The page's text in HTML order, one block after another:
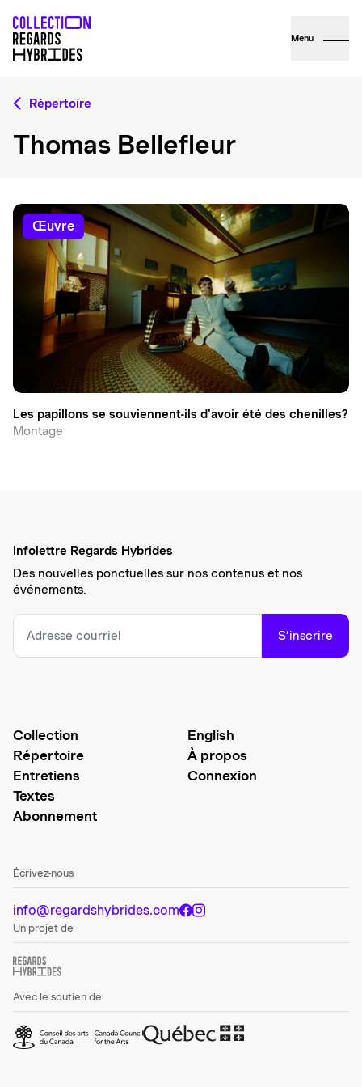
Menu
Répertoire
Thomas Bellefleur
œuvre
Les papillons se souviennent-ils d'avoir été des chenilles?
Montage
Infolettre Regards Hybrides
Des nouvelles ponctuelles sur nos contenus et nos
événements.
S’inscrire
Collection
Répertoire
Entretiens
Textes
Abonnement
English
À propos
Connexion
Écrivez-nous
info@regardshybrides.com
Un projet de
Avec le soutien de